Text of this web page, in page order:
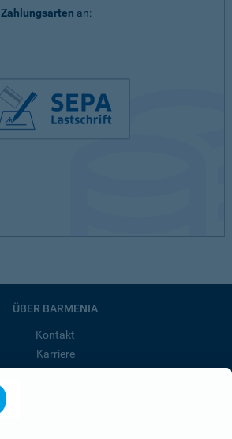
Zahlungsarten an:
ÜBER BARMENIA
Kontakt
Karriere